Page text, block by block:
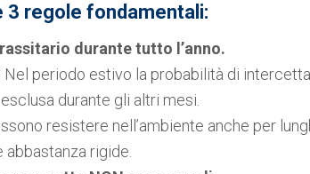
regole fondamentali:
durante tutto l’anno.
Nel periodo estivo la probabilità di
durante gli altri mesi.
resistere nell’ambiente anche per
rigide.